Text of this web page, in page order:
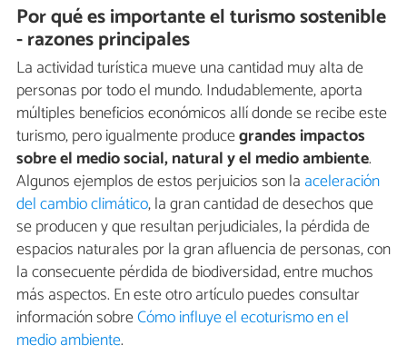
Por qué es importante el turismo sostenible
- razones principales
La actividad turística mueve una cantidad muy alta de
personas por todo el mundo. Indudablemente, aporta
múltiples beneficios económicos allí donde se recibe este
turismo, pero igualmente producegrandes impactos
sobre el medio social, natural y el medio ambiente.
Algunos ejemplos de estos perjuicios son la aceleración
del cambio climático, la gran cantidad de desechos que
se producen y que resultan perjudiciales, la pérdida de
espacios naturales por la gran afluencia de personas, con
la consecuente pérdida de biodiversidad, entre muchos
más aspectos. En este otro artículo puedes consultar
información sobreCómo influye el ecoturismo en el
medio ambiente.